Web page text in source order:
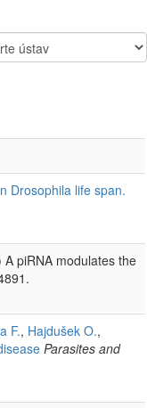
Drosophila life span.
piRNA modulates the
F., Hajdušek O.,
Parasites and